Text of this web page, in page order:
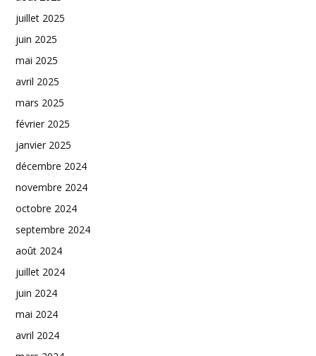
juillet 2025
juin 2025
mai 2025
avril 2025
mars 2025
février 2025
janvier 2025
décembre 2024
novembre 2024
octobre 2024
septembre 2024
août 2024
juillet 2024
juin 2024
mai 2024
avril 2024